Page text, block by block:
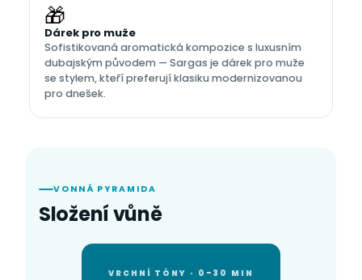
🎁
Dárek pro muže
Sofistikovaná aromatická kompozice s luxusním
dubajským původem — Sargas je dárek pro muže
se stylem, kteří preferují klasiku modernizovanou
pro dnešek.
VONNÁ PYRAMIDA
Složení vůně
VRCHNÍ TÓNY · 0–30 MIN